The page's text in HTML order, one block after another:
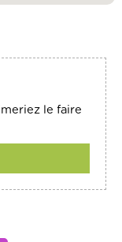
le faire